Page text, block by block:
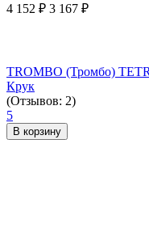
4 152 ₽ 3 167 ₽
TROMBO (Тромбо)
Крук
(Отзывов: 2)
5
В корзину